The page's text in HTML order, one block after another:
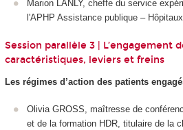
Marion LANLY, cheffe du service
l'APHP Assistance publique –
Session parallèle 3 | L’engagement
caractéristiques, leviers et freins
Les régimes d’action des patients
Olivia GROSS, maîtresse de
et de la formation HDR, titulaire de la